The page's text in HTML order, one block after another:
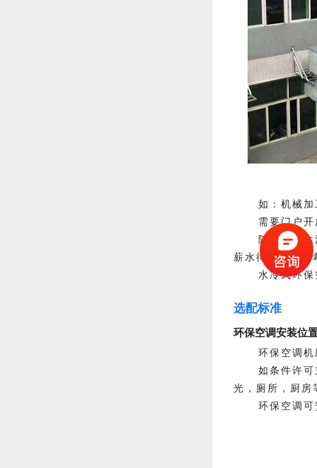
如：机械
需要门户
随着国民
薪水待遇，二还
水冷式环
选配标准
环保空调安装位
环保空调
如条件许
光，厕所，厨房
环保空调